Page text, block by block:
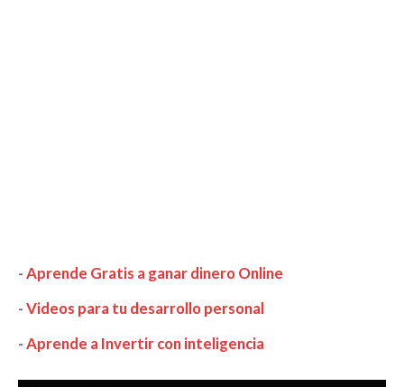
-Aprende Gratis a ganar dinero Online
-Videos para tu desarrollo personal
-Aprende a Invertir con inteligencia